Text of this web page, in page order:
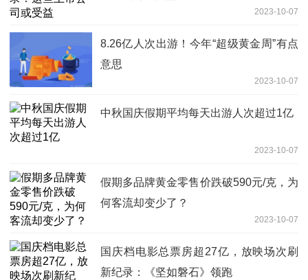
2023-10-07
8.26亿人次出游！今年“超级黄金周”有点
意思
2023-10-07
中秋国庆假期平均每天出游人次超过1亿
2023-10-07
假期多品牌黄金零售价跌破590元/克，为
何客流却变少了？
2023-10-07
国庆档电影总票房超27亿，放映场次刷
新纪录：《坚如磐石》领跑